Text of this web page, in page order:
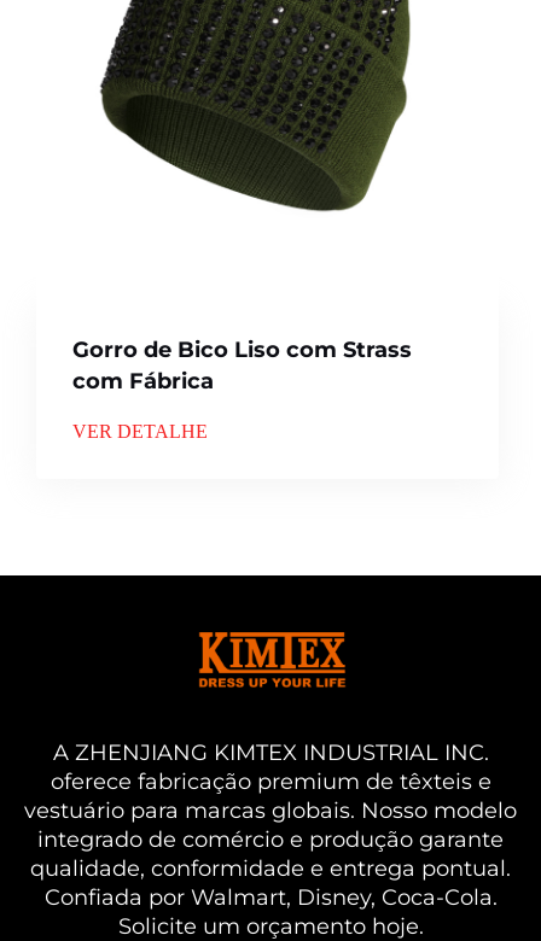
Gorro de Bico Liso com Strass
com Fábrica
VER DETALHE
A ZHENJIANG KIMTEX INDUSTRIAL INC.
oferece fabricação premium de têxteis e
vestuário para marcas globais. Nosso modelo
integrado de comércio e produção garante
qualidade, conformidade e entrega pontual.
Confiada por Walmart, Disney, Coca-Cola.
Solicite um orçamento hoje.